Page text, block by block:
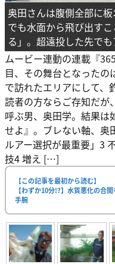
奥田さんは腹側全部に
でも水面から飛び出す
る」。超遠投した先で
ムービー連動の連載『
目、その舞台となったの
で訪れたエリアにして、
読者の方ならご存知だ
呼ぶ男、奥田学。結果は
せよ』。ブレない軸、奥
ルアー選択が最重要」3
技4 増え […]
【この記事を最初から読む】
【わずか10分!?】水質悪化の合
手腕